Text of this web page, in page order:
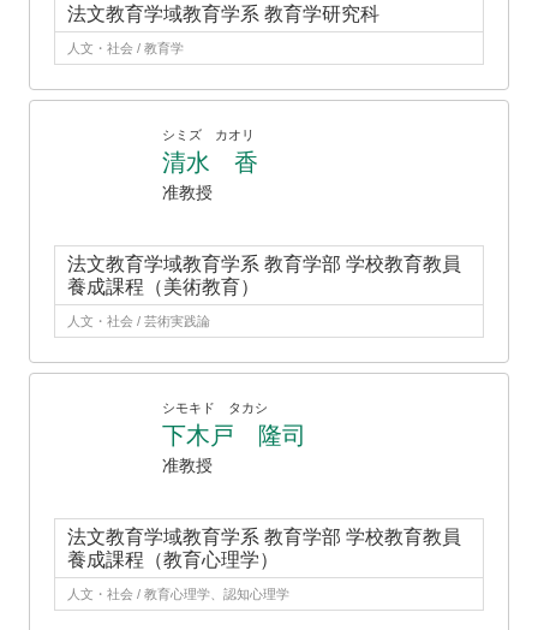
法文教育学域教育学系 教育学研究科
人文・社会 / 教育学
シミズ カオリ
清水 香
准教授
法文教育学域教育学系 教育学部 学校教育教員
養成課程（美術教育）
人文・社会 / 芸術実践論
シモキド タカシ
下木戸 隆司
准教授
法文教育学域教育学系 教育学部 学校教育教員
養成課程（教育心理学）
人文・社会 / 教育心理学、認知心理学